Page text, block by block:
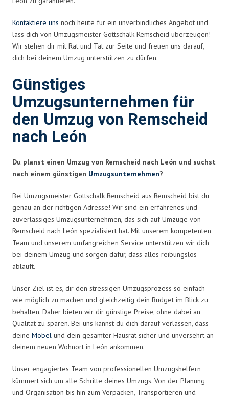
Kontaktiere uns noch heute für ein unverbindliches Angebot und
lass dich von Umzugsmeister Gottschalk Remscheid überzeugen!
Wir stehen dir mit Rat und Tat zur Seite und freuen uns darauf,
dich bei deinem Umzug unterstützen zu dürfen.
Günstiges
Umzugsunternehmen für
den Umzug von Remscheid
nach León
Du planst einen Umzug von Remscheid nach León und suchst
nach einem günstigen Umzugsunternehmen?
Bei Umzugsmeister Gottschalk Remscheid aus Remscheid bist du
genau an der richtigen Adresse! Wir sind ein erfahrenes und
zuverlässiges Umzugsunternehmen, das sich auf Umzüge von
Remscheid nach León spezialisiert hat. Mit unserem kompetenten
Team und unserem umfangreichen Service unterstützen wir dich
bei deinem Umzug und sorgen dafür, dass alles reibungslos
abläuft.
Unser Ziel ist es, dir den stressigen Umzugsprozess so einfach
wie möglich zu machen und gleichzeitig dein Budget im Blick zu
behalten. Daher bieten wir dir günstige Preise, ohne dabei an
Qualität zu sparen. Bei uns kannst du dich darauf verlassen, dass
deine Möbel und dein gesamter Hausrat sicher und unversehrt an
deinem neuen Wohnort in León ankommen.
Unser engagiertes Team von professionellen Umzugshelfern
kümmert sich um alle Schritte deines Umzugs. Von der Planung
und Organisation bis hin zum Verpacken, Transportieren und